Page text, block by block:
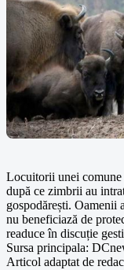
Locuitorii unei comune
după ce zimbrii au
gospodărești. Oamenii
nu beneficiază de
readuce în discuție
Sursa principala:
Articol adaptat de